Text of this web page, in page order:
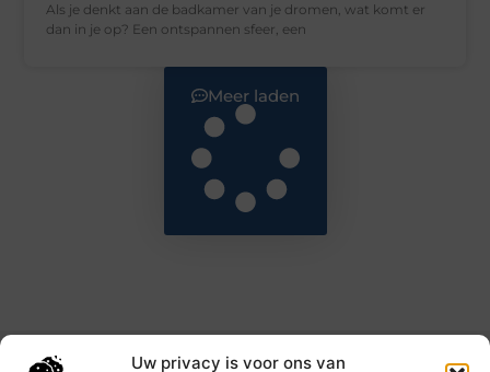
Uw privacy is voor ons van
Als je denkt aan de badkamer van je dromen, wat komt er
dan in je op? Een ontspannen sfeer, een
Meer laden